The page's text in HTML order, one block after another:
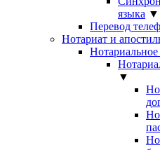
языка ▼
Перевод
Нотариат и
Нотариальное
▼